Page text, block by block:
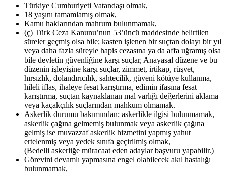
Türkiye Cumhuriyeti Vatandaşı olmak,
18 yaşını tamamlamış olmak,
Kamu haklarından mahrum bulunmamak,
(ç) Türk Ceza Kanunu’nun 53’üncü maddesinde belirtilen
süreler geçmiş olsa bile; kasten işlenen bir suçtan dolayı bir yıl
veya daha fazla süreyle hapis cezasına ya da affa uğramış olsa
bile devletin güvenliğine karşı suçlar, Anayasal düzene ve bu
düzenin işleyişine karşı suçlar, zimmet, irtikap, rüşvet,
hırsızlık, dolandırıcılık, sahtecilik, güveni kötüye kullanma,
hileli iflas, ihaleye fesat karıştırma, edimin ifasına fesat
karıştırma, suçtan kaynaklanan mal varlığı değerlerini aklama
veya kaçakçılık suçlarından mahkum olmamak.
Askerlik durumu bakımından; askerlikle ilgisi bulunmamak,
askerlik çağına gelmemiş bulunmak veya askerlik çağına
gelmiş ise muvazzaf askerlik hizmetini yapmış yahut
ertelenmiş veya yedek sınıfa geçirilmiş olmak,
(Bedelli askerliğe müracaat eden adaylar başvuru yapabilir.)
Görevini devamlı yapmasına engel olabilecek akıl hastalığı
bulunmamak,